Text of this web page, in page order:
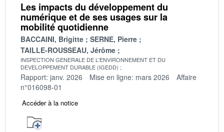
Les impacts du développement du
numérique et de ses usages sur la
mobilité quotidienne
BACCAINI, Brigitte
SERNE, Pierre
TAILLE-ROUSSEAU, Jérôme
INSPECTION GENERALE DE L'ENVIRONNEMENT ET DU
DEVELOPPEMENT DURABLE (IGEDD)
Rapport: janv. 2026 Mise en ligne: mars 2026
Affaire
n°016098-01
Accéder à la notice